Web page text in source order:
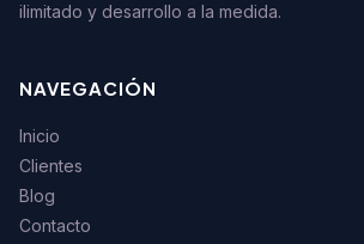
ilimitado y desarrollo a la medida.
NAVEGACIÓN
Inicio
Clientes
Blog
Contacto